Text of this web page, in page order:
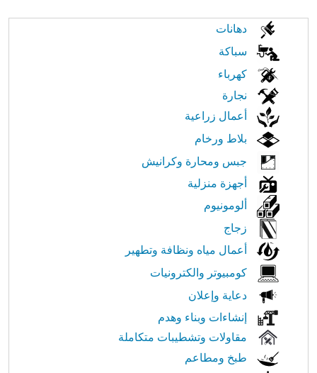
الابحار
النت
دهانات
سباكة
كهرباء
نجارة
أعمال زراعية
بلاط ورخام
جبس ومحارة وكرانيش
أجهزة منزلية
ألومونيوم
زجاج
أعمال مياه ونظافة وتطهير
كومبيوتر والكترونيات
دعاية وإعلان
إنشاءات وبناء وهدم
مقاولات وتشطيبات متكاملة
طبخ ومطاعم